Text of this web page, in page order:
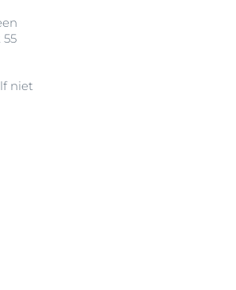
niet